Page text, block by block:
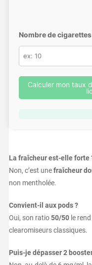
Nombre de
Calculer mon taux
La fraîcheur est-elle forte
Non, c’est unefraîcheur
non mentholée.
Convient-il aux pods ?
Oui, son ratio50/50le rend
clearomiseurs classiques.
Puis-je dépasser 2